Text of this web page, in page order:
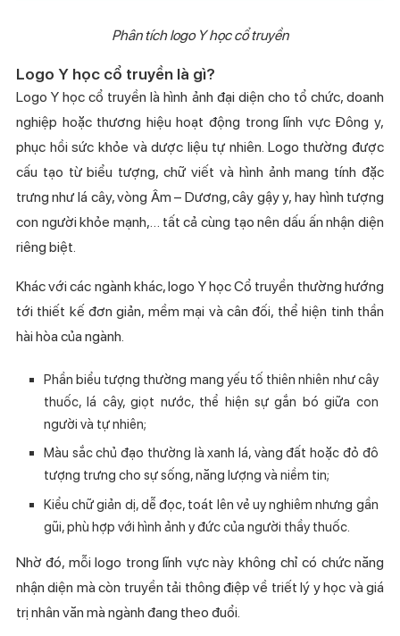
Phân tích logo Y học cổ truyền
Logo Y học cổ truyền là gì?
Logo Y học cổ truyền là hình ảnh đại diện cho tổ chức, doanh
nghiệp hoặc thương hiệu hoạt động trong lĩnh vực Đông y,
phục hồi sức khỏe và dược liệu tự nhiên. Logo thường được
cấu tạo từ biểu tượng, chữ viết và hình ảnh mang tính đặc
trưng như lá cây, vòng Âm – Dương, cây gậy y, hay hình tượng
con người khỏe mạnh,… tất cả cùng tạo nên dấu ấn nhận diện
riêng biệt.
Khác với các ngành khác, logo Y học Cổ truyền thường hướng
tới thiết kế đơn giản, mềm mại và cân đối, thể hiện tinh thần
hài hòa của ngành.
Phần biểu tượng thường mang yếu tố thiên nhiên như cây
thuốc, lá cây, giọt nước, thể hiện sự gắn bó giữa con
người và tự nhiên;
Màu sắc chủ đạo thường là xanh lá, vàng đất hoặc đỏ đô
tượng trưng cho sự sống, năng lượng và niềm tin;
Kiểu chữ giản dị, dễ đọc, toát lên vẻ uy nghiêm nhưng gần
gũi, phù hợp với hình ảnh y đức của người thầy thuốc.
Nhờ đó, mỗi logo trong lĩnh vực này không chỉ có chức năng
nhận diện mà còn truyền tải thông điệp về triết lý y học và giá
trị nhân văn mà ngành đang theo đuổi.